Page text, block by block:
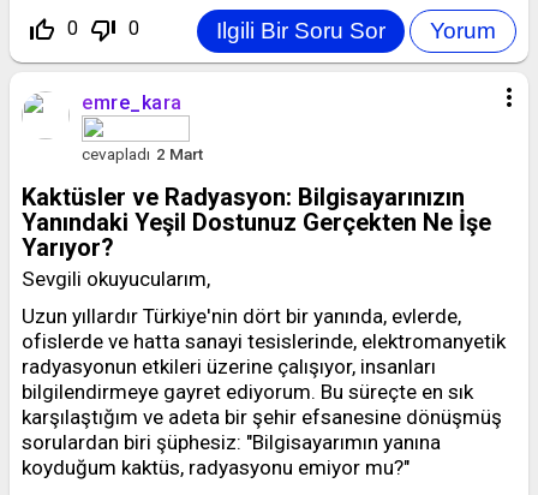
thumb_up_off_alt 0 thumb_down_off_alt 0
more_vert
emre_kara
cevapladı 2 Mart
Kaktüsler ve Radyasyon: Bilgisayarınızın
Yanındaki Yeşil Dostunuz Gerçekten Ne İşe
Yarıyor?
Sevgili okuyucularım,
Uzun yıllardır Türkiye'nin dört bir yanında, evlerde,
ofislerde ve hatta sanayi tesislerinde, elektromanyetik
radyasyonun etkileri üzerine çalışıyor, insanları
bilgilendirmeye gayret ediyorum. Bu süreçte en sık
karşılaştığım ve adeta bir şehir efsanesine dönüşmüş
sorulardan biri şüphesiz: "Bilgisayarımın yanına
koyduğum kaktüs, radyasyonu emiyor mu?"